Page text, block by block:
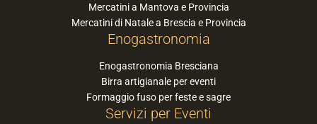
Mercatini a Mantova e Provincia
Mercatini di Natale a Brescia e Provincia
Enogastronomia
Enogastronomia Bresciana
Birra artigianale per eventi
Formaggio fuso per feste e sagre
Servizi per Eventi